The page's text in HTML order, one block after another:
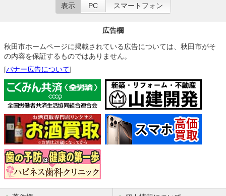
表示 PC スマートフォン
広告欄
秋田市ホームページに掲載されている広告については、秋田市がそ
の内容を保証するものではありません。
[バナー広告について]